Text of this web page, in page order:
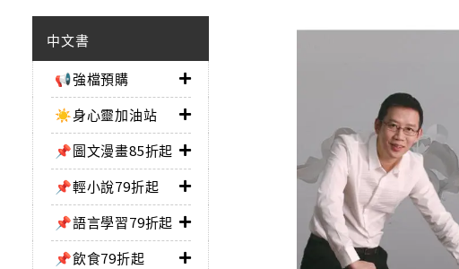
中文書
📢強檔預購
☀️身心靈加油站
📌圖文漫畫85折起
📌輕小說79折起
📌語言學習79折起
📌飲食79折起